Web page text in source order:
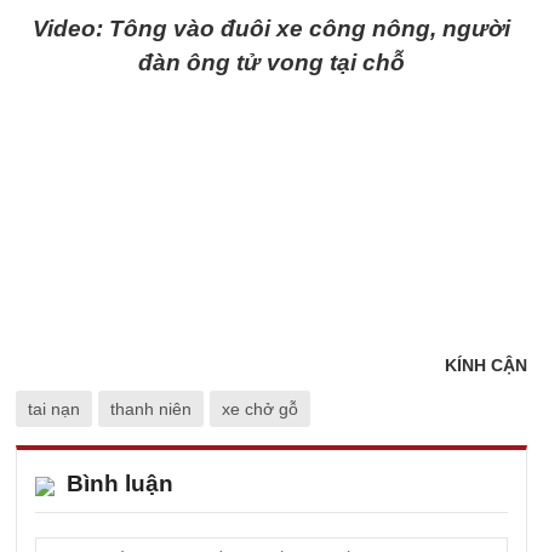
Video: Tông vào đuôi xe công nông, người
đàn ông tử vong tại chỗ
KÍNH CẬN
tai nạn thanh niên xe chở gỗ
Bình luận